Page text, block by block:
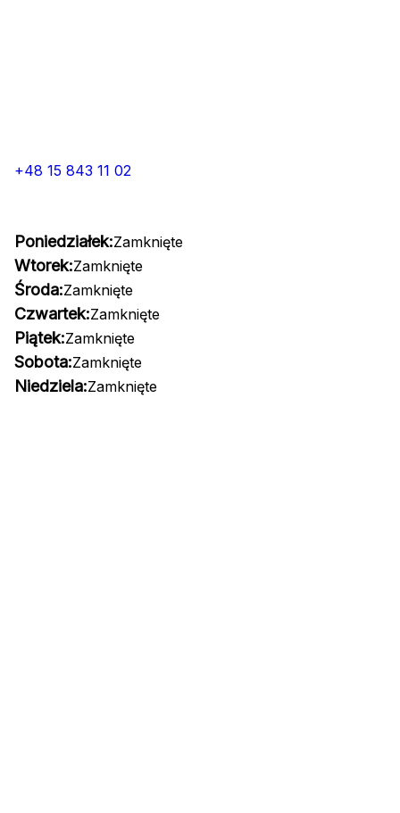
+48 15 843 11 02
Poniedziałek:Zamknięte
Wtorek:Zamknięte
Środa:Zamknięte
Czwartek:Zamknięte
Piątek:Zamknięte
Sobota:Zamknięte
Niedziela:Zamknięte